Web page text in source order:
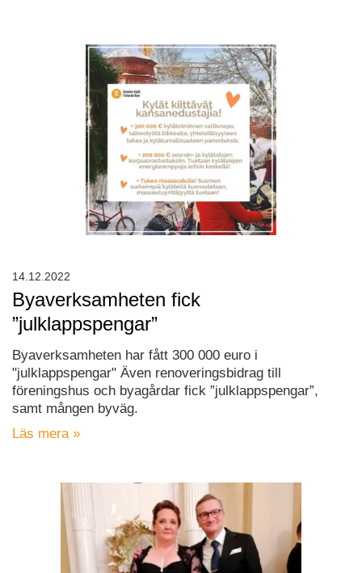
Byaverksamheten fick
”julklappspengar”
Byaverksamheten har fått 300 000 euro i
"julklappspengar" Även renoveringsbidrag till
föreningshus och byagårdar fick ”julklappspengar”,
samt mången byväg.
Läs mera »
14.12.2022